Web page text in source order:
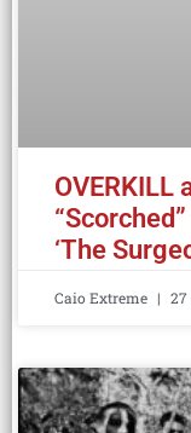
OVERKILL
‘The
Caio Extreme 27